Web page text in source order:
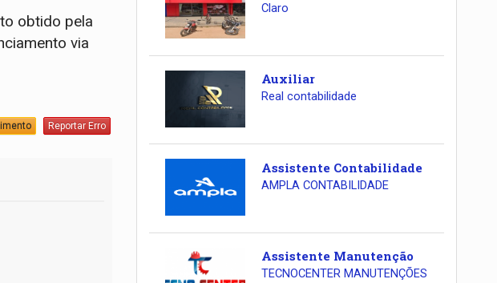
obtido pela
via
Reportar Erro
Claro
Auxiliar
Real contabilidade
Assistente Contabilidade
AMPLA CONTABILIDADE
Assistente Manutenção
TECNOCENTER MANUTENÇÕES